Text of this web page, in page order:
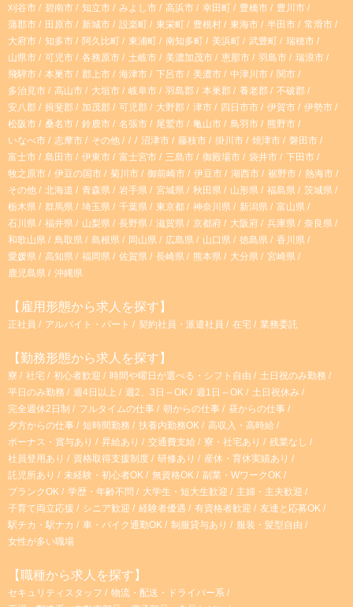
r
a
m
刈谷市
碧南市 知立市 みよし市 高浜市 幸田町 豊橋市
豊川市
蒲郡市
田原市 新城市 設楽町 東栄町 豊根村 東海市 半田市
常滑市
大府市
知多市 阿久比町 東浦町 南知多町 美浜町 武豊町
瑞穂市
山県市
可児市 各務原市 土岐市 美濃加茂市 恵那市 羽島市
瑞浪市
飛騨市
本巣市 郡上市 海津市 下呂市 美濃市 中津川市
関市
多治見市
高山市 大垣市 岐阜市 羽島郡 本巣郡 養老郡
不破郡
安八郡
揖斐郡 加茂郡 可児郡 大野郡 津市 四日市市 伊賀市
伊勢市
松阪市
桑名市 鈴鹿市 名張市 尾鷲市 亀山市 鳥羽市
熊野市
いなべ市
志摩市 その他 沼津市 藤枝市 掛川市 焼津市
磐田市
富士市
島田市 伊東市 富士宮市 三島市 御殿場市 袋井市
下田市
牧之原市
伊豆の国市 菊川市 御前崎市 伊豆市 湖西市 裾野市
熱海市
その他
北海道 青森県 岩手県 宮城県 秋田県 山形県 福島県
茨城県
栃木県
群馬県 埼玉県 千葉県 東京都 神奈川県 新潟県
富山県
石川県
福井県 山梨県 長野県 滋賀県 京都府 大阪府 兵庫県
奈良県
和歌山県
鳥取県 島根県 岡山県 広島県 山口県 徳島県
香川県
愛媛県
高知県 福岡県 佐賀県 長崎県 熊本県 大分県
宮崎県
鹿児島県
沖縄県
【雇用形態から求人を探す】
正社員 アルバイト・パート 契約社員・派遣社員 在宅 業務委託
【勤務形態から求人を探す】
寮 社宅 初心者歓迎 時間や曜日が選べる・シフト自由
土日祝のみ勤務
平日のみ勤務
週4日以上 週2、3日～OK 週1日～OK
土日祝休み
完全週休2日制
フルタイムの仕事 朝からの仕事
昼からの仕事
夕方からの仕事
短時間勤務 扶養内勤務OK
高収入・高時給
ボーナス・賞与あり
昇給あり 交通費支給 寮・社宅あり
残業なし
社員登用あり
資格取得支援制度 研修あり
産休・育休実績あり
託児所あり
未経験・初心者OK 無資格OK
副業・WワークOK
ブランクOK
学歴・年齢不問 大学生・短大生歓迎
主婦・主夫歓迎
子育て両立応援
シニア歓迎 経験者優遇 有資格者歓迎
友達と応募OK
駅チカ・駅ナカ
車・バイク通勤OK 制服貸与あり
服装・髪型自由
女性が多い職場
【職種から求人を探す】
セキュリティスタッフ
物流・配送・ドライバー系